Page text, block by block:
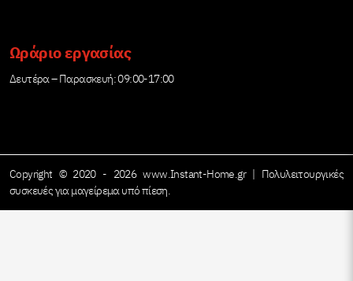
Ωράριο εργασίας
Δευτέρα – Παρασκευή: 09:00-17:00
Copyright © 2020 - 2026 www.Instant-Home.gr | Πολυλειτουργικές
συσκευές για μαγείρεμα υπό πίεση.